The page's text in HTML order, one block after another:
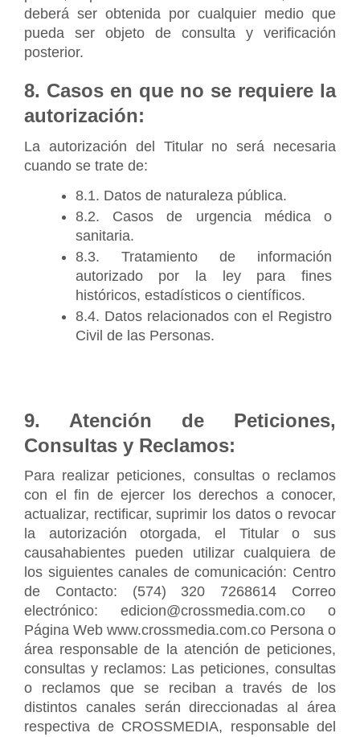
deberá ser obtenida por cualquier medio que
pueda ser objeto de consulta y verificación
posterior.
8. Casos en que no se requiere la
autorización:
La autorización del Titular no será necesaria
cuando se trate de:
8.1. Datos de naturaleza pública.
8.2. Casos de urgencia médica o
sanitaria.
8.3. Tratamiento de información
autorizado por la ley para fines
históricos, estadísticos o científicos.
8.4. Datos relacionados con el Registro
Civil de las Personas.
9. Atención de Peticiones,
Consultas y Reclamos:
Para realizar peticiones, consultas o reclamos
con el fin de ejercer los derechos a conocer,
actualizar, rectificar, suprimir los datos o revocar
la autorización otorgada, el Titular o sus
causahabientes pueden utilizar cualquiera de
los siguientes canales de comunicación: Centro
de Contacto: (574) 320 7268614 Correo
electrónico: edicion@crossmedia.com.co o
Página Web www.crossmedia.com.co Persona o
área responsable de la atención de peticiones,
consultas y reclamos: Las peticiones, consultas
o reclamos que se reciban a través de los
distintos canales serán direccionadas al área
respectiva de CROSSMEDIA, responsable del